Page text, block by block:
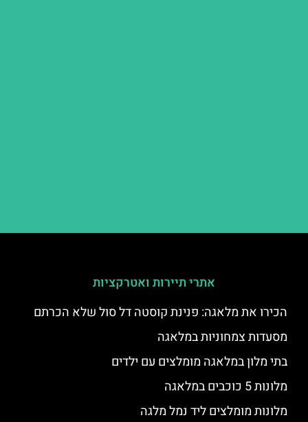
אתרי תיירות ואטרקציות
הכירו את מלאגה: פנינת קוסטה דל סול שלא הכרתם
מסעדות צמחוניות במלאגה
בתי מלון במלאגה מומלצים עם ילדים
מלונות 5 כוכבים במלאגה
מלונות מומלצים ליד נמל מלגה